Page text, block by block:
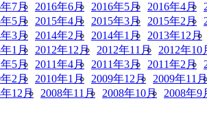
7月 2016年6月 2016年5月 2016年4月
5月 2015年4月 2015年3月 2015年2月
3月 2014年2月 2014年1月 2013年12月
1月 2012年12月 2012年11月 2012年10
5月 2011年4月 2011年3月 2011年2月
2月 2010年1月 2009年12月 2009年11月
12月 2008年11月 2008年10月 2008年9